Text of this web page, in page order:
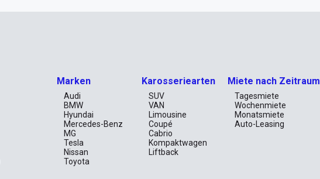
Marken
Audi
BMW
Hyundai
Mercedes-Benz
MG
Tesla
Nissan
Toyota
Karosseriearten
SUV
VAN
Limousine
Coupé
Cabrio
Kompaktwagen
Liftback
Miete nach Zeitraum
Tagesmiete
Wochenmiete
Monatsmiete
Auto-Leasing